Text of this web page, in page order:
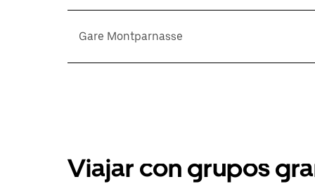
Gare Montparnasse
Viajar con grupos